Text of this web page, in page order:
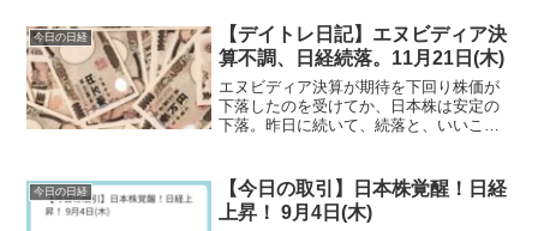
今日の日経
【デイトレ日記】エヌビディア決
算不調、日経続落。11月21日(木)
エヌビディア決算が期待を下回り株価が
下落したのを受けてか、日本株は安定の
下落。昨日に続いて、続落と、いいこと
今日の日経
【今日の取引】日本株覚醒！日経
上昇！ 9月4日(木)